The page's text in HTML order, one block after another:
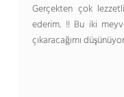
Gerçekten çok
ederim. !! Bu iki
çıkaracağımı